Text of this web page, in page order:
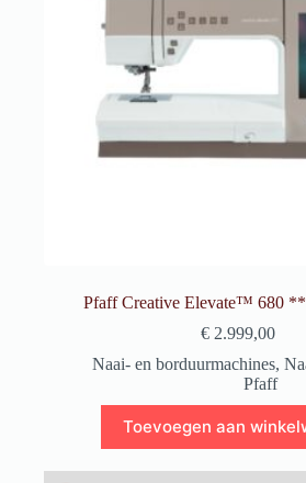
Pfaff Creative Elevate™ 680
€ 2.999,00
Naai- en borduurmachines,
Pfaff
Toevoegen aan